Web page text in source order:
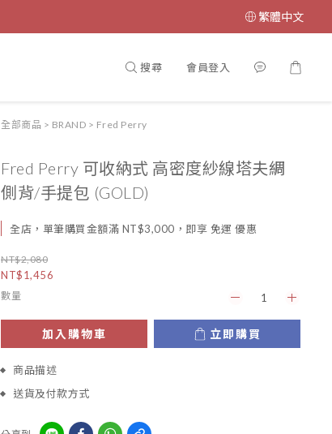
繁體中文
搜尋 會員登入
全部商品 > BRAND > Fred Perry
Fred Perry 可收納式 高密度紗線塔夫綢
側背/手提包 (GOLD)
全店，單筆購買金額滿 NT$3,000，即享 免運 優惠
NT$2,080
NT$1,456
數量
加入購物車 立即購買
商品描述
送貨及付款方式